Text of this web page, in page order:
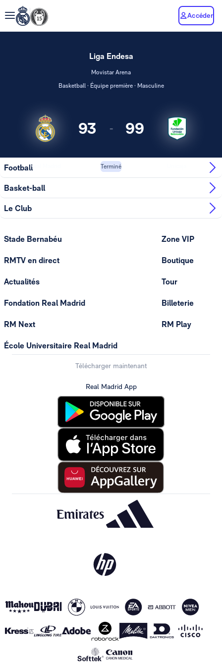
Accéder
Liga Endesa
Movistar Arena
Basketball · Équipe première · Masculine
93 - 99
Real Madrid Terminé
Football
Basket-ball
Le Club
Stade Bernabéu
RMTV en direct
Actualités
Fondation Real Madrid
RM Next
École Universitaire Real Madrid
Zone VIP
Boutique
Tour
Billeterie
RM Play
Télécharger maintenant
Real Madrid App